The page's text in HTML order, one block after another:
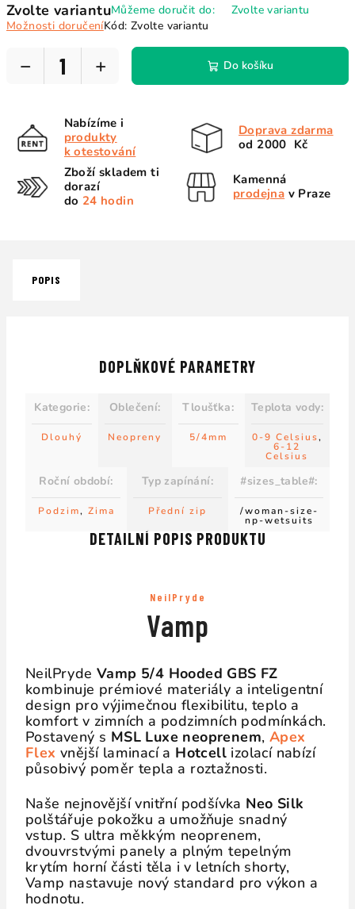
cena:
Zvolte variantuMůžeme doručit do:
Zvolte variantu
Možnosti doručeníKód: Zvolte variantu
+
− Do košíku
Nabízíme i
produkty
k otestování
Doprava zdarma
od 2000 Kč
Zboží skladem ti
dorazí
do 24 hodin
Kamenná
prodejna v Praze
POPIS
DETAILNÍ POPIS PRODUKTU
NeilPryde
Vamp
NeilPryde Vamp 5/4 Hooded GBS FZ
kombinuje prémiové materiály a inteligentní
design pro výjimečnou flexibilitu, teplo a
komfort v zimních a podzimních podmínkách.
Postavený s MSL Luxe neoprenem, Apex
Flex vnější laminací a Hotcell izolací nabízí
působivý poměr tepla a roztažnosti.
Naše nejnovější vnitřní podšívka Neo Silk
polštářuje pokožku a umožňuje snadný
vstup. S ultra měkkým neoprenem,
dvouvrstvými panely a plným tepelným
krytím horní části těla i v letních shorty,
Vamp nastavuje nový standard pro výkon a
hodnotu.
DOPLŇKOVÉ PARAMETRY
Kategorie:
Dlouhý
Oblečení:
Neopreny
Tloušťka:
5/4mm
Teplota vody:
0-9 Celsius,
6-12
Celsius
Roční období:
Podzim, Zima
Typ zapínání:
Přední zip
#sizes_table#:
/woman-size-
np-wetsuits